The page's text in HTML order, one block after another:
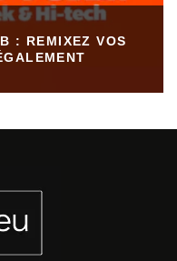
: REMIXEZ VOS